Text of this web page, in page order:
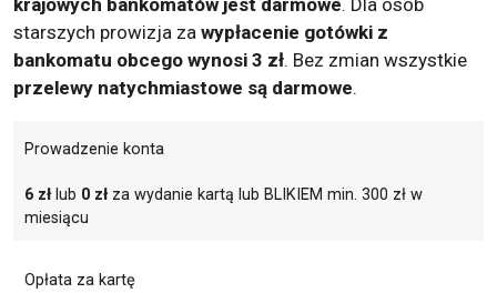
starszych prowizja za wypłacenie gotówki z
bankomatu obcego wynosi 3 zł. Bez zmian wszystkie
przelewy natychmiastowe są darmowe.
Prowadzenie konta
6 złlub 0 złza wydanie kartą lub BLIKIEM min. 300 zł w
miesiącu
Opłata za kartę